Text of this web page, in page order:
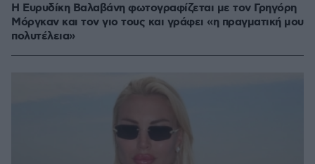
Η Ευρυδίκη Βαλαβάνη φωτογραφίζεται με τον Γρηγόρη
Μόργκαν και τον γιο τους και γράφει «η πραγματική μου
πολυτέλεια»